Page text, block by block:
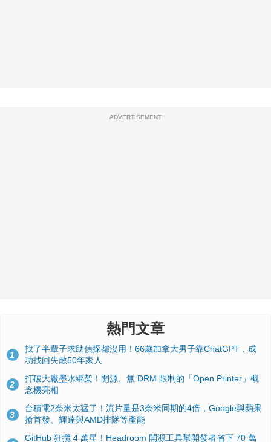
ADVERTISEMENT
熱門文章
1
找了半輩子求助偵探都沒用！66歲加拿大男子靠ChatGPT，成
功找回失散50年家人
2
打破大廠墨水綁架！開源、無 DRM 限制的「Open Printer」概
念機亮相
3
台積電2奈米太猛了！流片量是3奈米同期的4倍，Google與蘋果
搶首發、輝達與AMD排隊等產能
GitHub 狂攬 4 萬星！Headroom 開源工具幫開發者省下 70 萬